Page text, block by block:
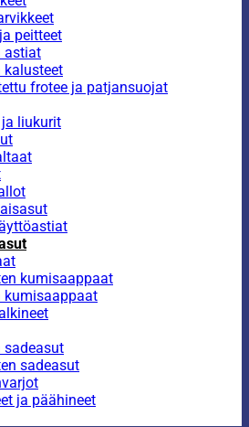
peitteet
astiat
kalusteet
frotee ja patjansuojat
liukurit
kumisaappaat
kumisaappaat
sadeasut
sadeasut
ja päähineet